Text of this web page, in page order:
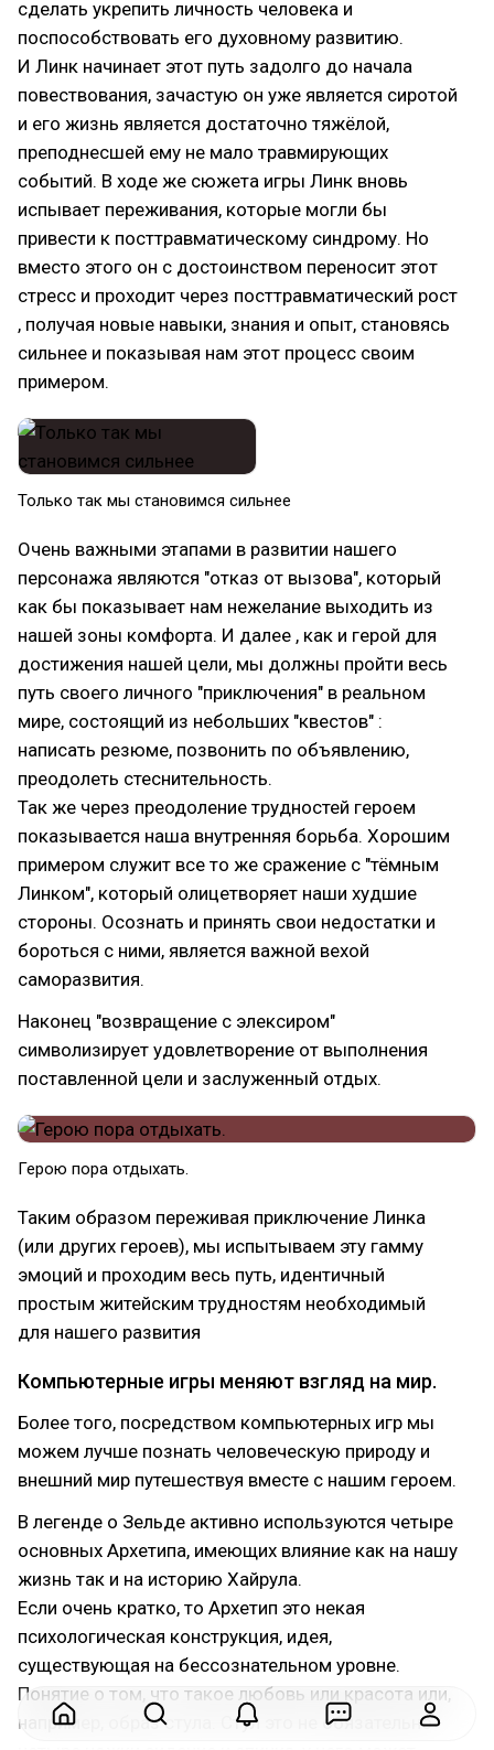
сделать укрепить личность человека и
поспособствовать его духовному развитию.
И Линк начинает этот путь задолго до начала
повествования, зачастую он уже является сиротой
и его жизнь является достаточно тяжёлой,
преподнесшей ему не мало травмирующих
событий. В ходе же сюжета игры Линк вновь
испывает переживания, которые могли бы
привести к посттравматическому синдрому. Но
вместо этого он с достоинством переносит этот
стресс и проходит через посттравматический рост
, получая новые навыки, знания и опыт, становясь
сильнее и показывая нам этот процесс своим
примером.
Только так мы становимся сильнее
Очень важными этапами в развитии нашего
персонажа являются "отказ от вызова", который
как бы показывает нам нежелание выходить из
нашей зоны комфорта. И далее , как и герой для
достижения нашей цели, мы должны пройти весь
путь своего личного "приключения" в реальном
мире, состоящий из небольших "квестов" :
написать резюме, позвонить по объявлению,
преодолеть стеснительность.
Так же через преодоление трудностей героем
показывается наша внутренняя борьба. Хорошим
примером служит все то же сражение с "тёмным
Линком", который олицетворяет наши худшие
стороны. Осознать и принять свои недостатки и
бороться с ними, является важной вехой
саморазвития.
Наконец "возвращение с элексиром"
символизирует удовлетворение от выполнения
поставленной цели и заслуженный отдых.
Герою пора отдыхать.
Таким образом переживая приключение Линка
(или других героев), мы испытываем эту гамму
эмоций и проходим весь путь, идентичный
простым житейским трудностям необходимый
для нашего развития
Компьютерные игры меняют взгляд на мир.
Более того, посредством компьютерных игр мы
можем лучше познать человеческую природу и
внешний мир путешествуя вместе с нашим героем.
В легенде о Зельде активно используются четыре
основных Архетипа, имеющих влияние как на нашу
жизнь так и на историю Хайрула.
Если очень кратко, то Архетип это некая
психологическая конструкция, идея,
существующая на бессознательном уровне.
Понятие о том, что такое любовь или красота или,
например, образ стула. Стул это не обязательно